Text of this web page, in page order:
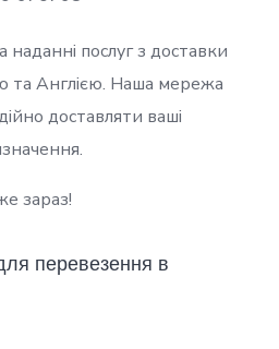
наданні послуг з доставки
та Англією. Наша мережа
доставляти ваші
зараз!
перевезення в